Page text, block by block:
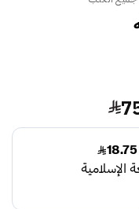
السعر
الحالي
هو:
75.00.